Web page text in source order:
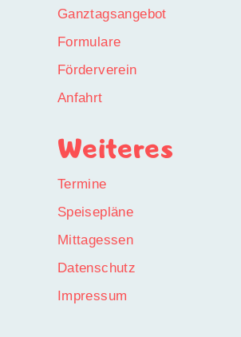
Ganztagsangebot
Formulare
Förderverein
Anfahrt
Weiteres
Termine
Speisepläne
Mittagessen
Datenschutz
Impressum